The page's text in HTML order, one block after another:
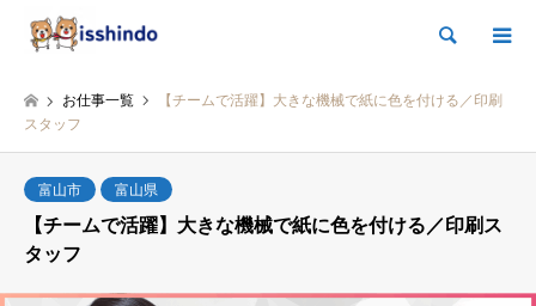
検索
お仕事一覧
【チームで活躍】大きな機械で紙に色を付ける／印刷
スタッフ
富山市
富山県
【チームで活躍】大きな機械で紙に色を付ける／印刷ス
タッフ